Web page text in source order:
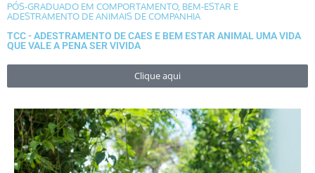
PÓS-GRADUADO EM COMPORTAMENTO, BEM-ESTAR E
ADESTRAMENTO DE ANIMAIS DE COMPANHIA
TCC - ADESTRAMENTO DE CAES E BEM ESTAR ANIMAL UMA VIDA
QUE VALE A PENA SER VIVIDA
Clique aqui